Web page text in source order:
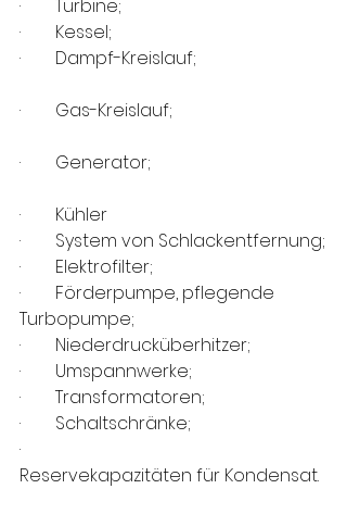
·        Turbine;
·        Kessel;
·        Dampf-Kreislauf;
·        Gas-Kreislauf;
·        Generator;
·        Kühler
·        System von Schlackentfernung;
·        Elektrofilter;
·        Förderpumpe, pflegende
Turbopumpe;
·        Niederdrucküberhitzer;
·        Umspannwerke;
·        Transformatoren;
·        Schaltschränke;
·
Reservekapazitäten für Kondensat.